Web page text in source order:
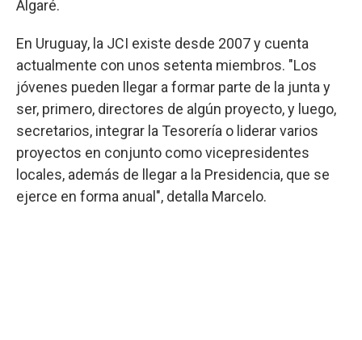
Algaré.
En Uruguay, la JCI existe desde 2007 y cuenta
actualmente con unos setenta miembros. "Los
jóvenes pueden llegar a formar parte de la junta y
ser, primero, directores de algún proyecto, y luego,
secretarios, integrar la Tesorería o liderar varios
proyectos en conjunto como vicepresidentes
locales, además de llegar a la Presidencia, que se
ejerce en forma anual", detalla Marcelo.